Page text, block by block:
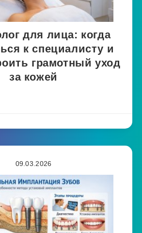
для лица: когда
к специалисту и
грамотный уход
за кожей
09.03.2026